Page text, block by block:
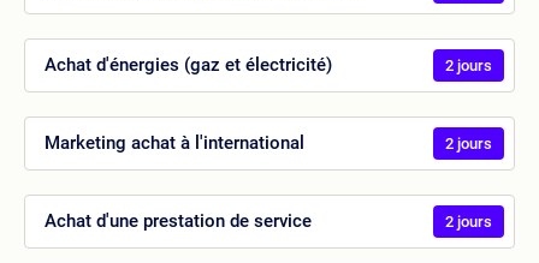
Achat d'énergies (gaz et électricité) 2 jours
Marketing achat à l'international 2 jours
Achat d'une prestation de service 2 jours